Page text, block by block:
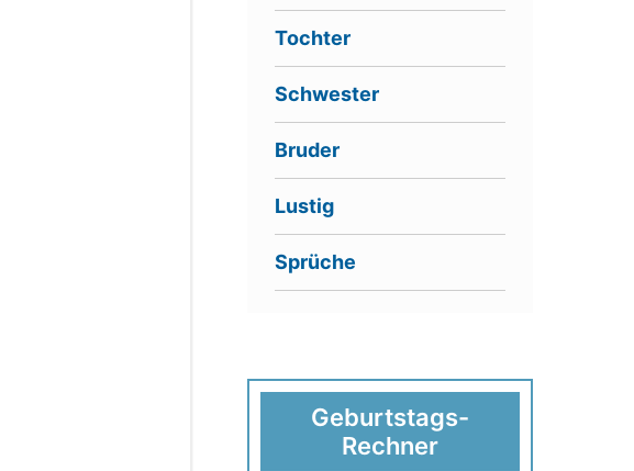
Tochter
Schwester
Bruder
Lustig
Sprüche
Geburtstags-
Rechner